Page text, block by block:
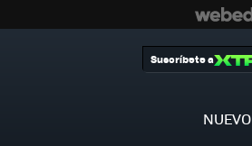
NUEVO
Suscríbete a